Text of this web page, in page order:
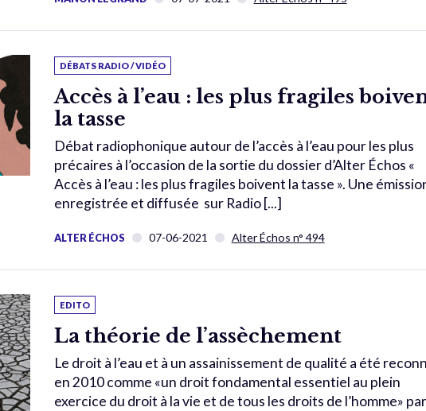
DÉBATS RADIO / VIDÉO
Accès à l’eau : les plus fragiles
la tasse
Débat radiophonique autour de l’accès à l’eau pour les plus
précaires à l’occasion de la sortie du dossier d’Alter Échos «
Accès à l’eau : les plus fragiles boivent la tasse ». Une
enregistrée et diffusée sur Radio [...]
ALTER ÉCHOS 07-06-2021 Alter Échos n° 494
EDITO
La théorie de l’assèchement
Le droit à l’eau et à un assainissement de qualité a été
en 2010 comme «un droit fondamental essentiel au plein
exercice du droit à la vie et de tous les droits de l’homme» par